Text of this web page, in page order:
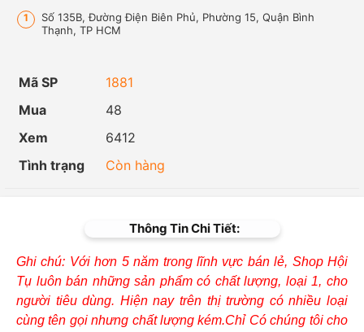
1
Số 135B, Đường Điện Biên Phủ, Phường 15, Quận Bình
Thạnh, TP HCM
Mã SP
1881
Mua
48
Xem
6412
Tình trạng
Còn hàng
Thông Tin Chi Tiết:
Ghi chú: Với hơn 5 năm trong lĩnh vực bán lẻ, Shop Hội
Tụ luôn bán những sản phẩm có chất lượng, loại 1, cho
người tiêu dùng. Hiện nay trên thị trường có nhiều loại
cùng tên gọi nhưng chất lượng kém.Chỉ Có chúng tôi cho